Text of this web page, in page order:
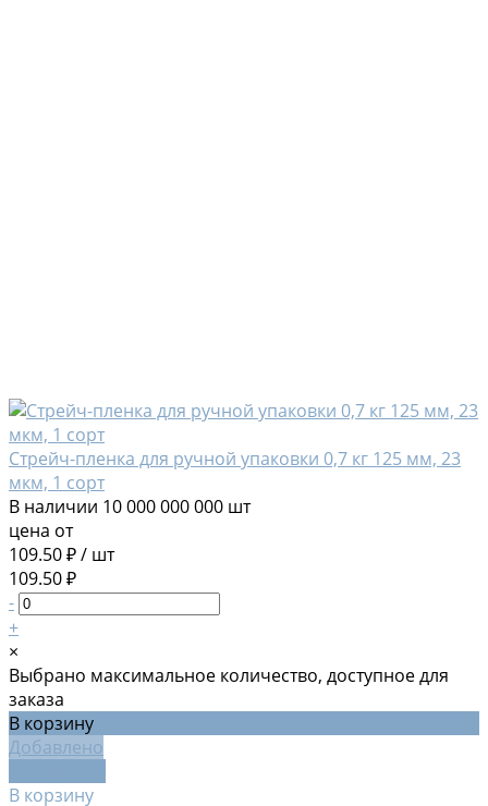
Стрейч-пленка для ручной упаковки 0,7 кг 125 мм, 23
мкм, 1 сорт
В наличии 10 000 000 000 шт
цена от
109.50 ₽/ шт
109.50 ₽
-
+
×
Выбрано максимальное количество, доступное для
заказа
В корзину
Добавлено
В корзину